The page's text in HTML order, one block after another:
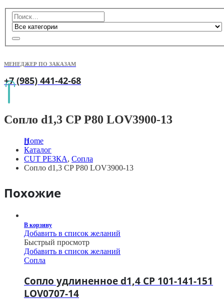
МЕНЕДЖЕР ПО ЗАКАЗАМ
+7 (985) 441-42-68
Сопло d1,3 CP P80 LOV3900-13
Home
Каталог
CUT РЕЗКА, Сопла
Сопло d1,3 CP P80 LOV3900-13
Похожие
В корзину
Добавить в список желаний
Быстрый просмотр
Добавить в список желаний
Сопла
Сопло удлиненное d1,4 CP 101-141-151
LOV0707-14